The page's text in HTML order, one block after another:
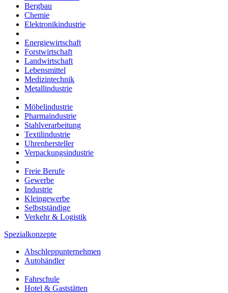
Bergbau
Chemie
Elektronikindustrie
Energiewirtschaft
Forstwirtschaft
Landwirtschaft
Lebensmittel
Medizintechnik
Metallindustrie
Möbelindustrie
Pharmaindustrie
Stahlverarbeitung
Textilindustrie
Uhrenhersteller
Verpackungsindustrie
Freie Berufe
Gewerbe
Industrie
Kleingewerbe
Selbstständige
Verkehr & Logistik
Spezialkonzepte
Abschleppunternehmen
Autohändler
Fahrschule
Hotel & Gaststätten